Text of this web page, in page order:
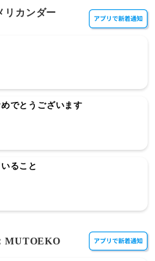
リカンダー
でとうございます
ること
MUTOEKO